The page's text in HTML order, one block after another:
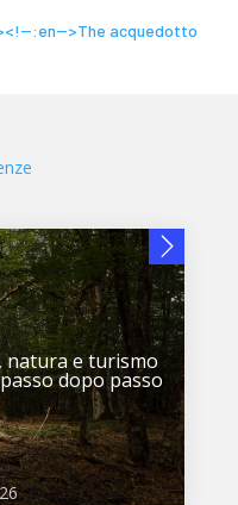
:en-->The acquedotto
natura e turismo
dopo passo